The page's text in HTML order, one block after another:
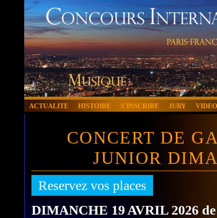
ACTUALITE HISTOIRE S'INSCRIRE JURY
CONCERT DE
JUNIOR
Reservez vos places
DIMANCHE 19 AVRIL 2026 de